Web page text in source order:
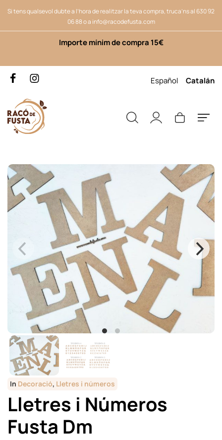
Si tens qualsevol dubte a l’hora de realitzar la teva compra, truca’ns al 630 92
06 88o a info@racodefusta.com
Importe mínim de compra 15€
Español Catalán
In Decoració, Lletres i números
Lletres i Números
Fusta Dm